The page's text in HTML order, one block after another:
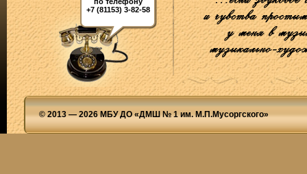
+7 (81153) 3-82-58
© 2013 — 2026 МБУ ДО «ДМШ № 1 им. М.П.Мусоргского»